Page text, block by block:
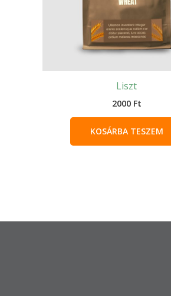
Liszt
2000 Ft
KOSÁRBA TESZEM